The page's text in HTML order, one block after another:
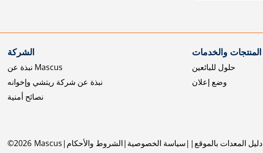
الشركة
نبذة عن Mascus
نبذة عن شركة ريتشي وإخوانه
نصائح أمنية
المنتجات والخدمات
حلول للبائعين
وضع إعلان
©2026 Mascus الشروط والأحكام سياسة الخصوصية دليل المعدات بالموقع